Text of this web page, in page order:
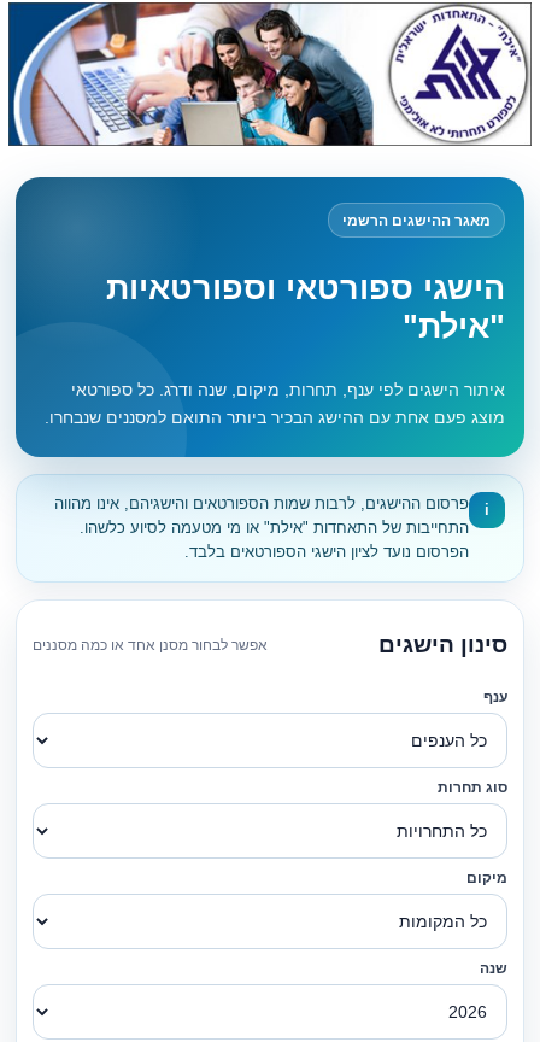
מאגר ההישגים הרשמי
הישגי ספורטאי וספורטאיות
"אילת"
איתור הישגים לפי ענף, תחרות, מיקום, שנה ודרג. כל ספורטאי
מוצג פעם אחת עם ההישג הבכיר ביותר התואם למסננים שנבחרו.
i
פרסום ההישגים, לרבות שמות הספורטאים והישגיהם, אינו מהווה
התחייבות של התאחדות "אילת" או מי מטעמה לסיוע כלשהו.
הפרסום נועד לציון הישגי הספורטאים בלבד.
סינון הישגים אפשר לבחור מסנן אחד או כמה מסננים
ענף
סוג תחרות
מיקום
שנה